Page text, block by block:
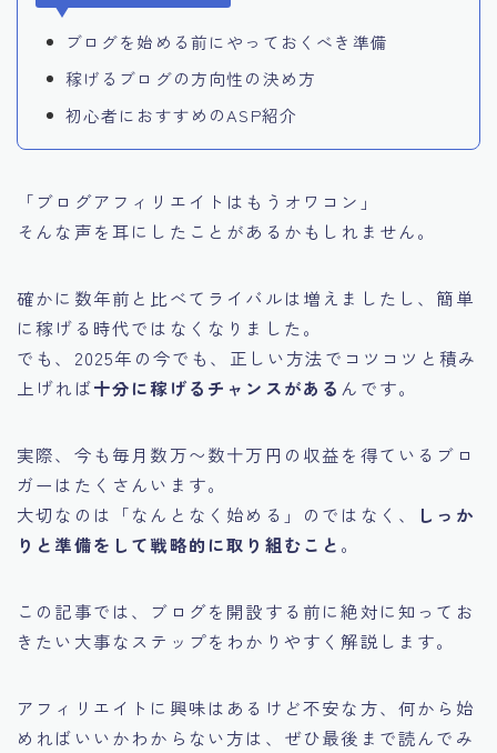
ブログを始める前にやっておくべき準備
稼げるブログの方向性の決め方
初心者におすすめのASP紹介
「ブログアフィリエイトはもうオワコン」
そんな声を耳にしたことがあるかもしれません。
確かに数年前と比べてライバルは増えましたし、簡単
に稼げる時代ではなくなりました。
でも、2025年の今でも、正しい方法でコツコツと積み
上げれば十分に稼げるチャンスがある んです。
実際、今も毎月数万〜数十万円の収益を得ているブロ
ガーはたくさんいます。
大切なのは「なんとなく始める」のではなく、
しっか
りと準備をして戦略的に取り組むこと 。
この記事では、ブログを開設する前に絶対に知ってお
きたい大事なステップをわかりやすく解説します。
アフィリエイトに興味はあるけど不安な方、何から始
めればいいかわからない方は、ぜひ最後まで読んでみ